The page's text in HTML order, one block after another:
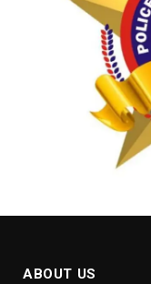
ABOUT US